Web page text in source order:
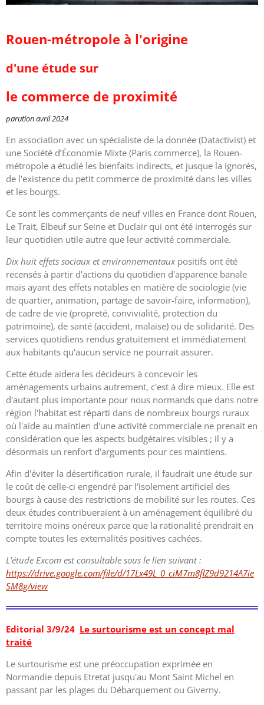
Rouen-métropole à l'origine
d'une étude sur
le commerce de proximité
parution avril 2024
En association avec un spécialiste de la donnée (Datactivist) et
une Société d’Économie Mixte (Paris commerce), la Rouen-
métropole a étudié les bienfaits indirects, et jusque la ignorés,
de l'existence du petit commerce de proximité dans les villes
et les bourgs.
Ce sont les commerçants de neuf villes en France dont Rouen,
Le Trait, Elbeuf sur Seine et Duclair qui ont été interrogés sur
leur quotidien utile autre que leur activité commerciale.
Dix huit effets sociaux et environnementauxpositifs ont été
recensés à partir d'actions du quotidien d'apparence banale
mais ayant des effets notables en matière de sociologie (vie
de quartier, animation, partage de savoir-faire, information),
de cadre de vie (propreté, convivialité, protection du
patrimoine), de santé (accident, malaise) ou de solidarité. Des
services quotidiens rendus gratuitement et immédiatement
aux habitants qu'aucun service ne pourrait assurer.
Cette étude aidera les décideurs à concevoir les
aménagements urbains autrement, c'est à dire mieux. Elle est
d'autant plus importante pour nous normands que dans notre
région l'habitat est réparti dans de nombreux bourgs ruraux
où l'aide au maintien d'une activité commerciale ne prenait en
considération que les aspects budgétaires visibles ; il y a
désormais un renfort d'arguments pour ces maintiens.
Afin d'éviter la désertification rurale, il faudrait une étude sur
le coût de celle-ci engendré par l'isolement artificiel des
bourgs à cause des restrictions de mobilité sur les routes. Ces
deux études contribueraient à un aménagement équilibré du
territoire moins onéreux parce que la rationalité prendrait en
compte toutes les externalités positives cachées.
L'étude Excom est consultable sous le lien suivant :
https://drive.google.com/file/d/17Lx49L_0_ciM7m8flZ9d9214A7ie
SM8g/view
Editorial 3/9/24 Le surtourisme est un concept mal
traité
Le surtourisme est une préoccupation exprimée en
Normandie depuis Etretat jusqu'au Mont Saint Michel en
passant par les plages du Débarquement ou Giverny.